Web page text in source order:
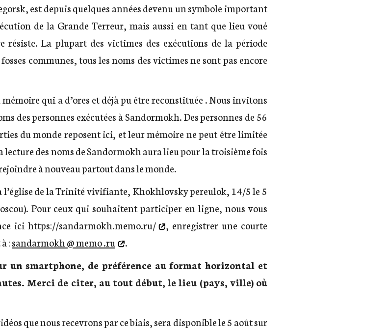
est depuis quelques années devenu un symbole important
de la Grande Terreur, mais aussi en tant que lieu voué
résiste. La plupart des victimes des exécutions de la période
communes, tous les noms des victimes ne sont pas encore
qui a d’ores et déjà pu être reconstituée . Nous invitons
des personnes exécutées à Sandormokh. Des personnes de 56
du monde reposent ici, et leur mémoire ne peut être limitée
des noms de Sandormokh aura lieu pour la troisième fois
à nouveau partout dans le monde.
l’église de la Trinité vivifiante, Khokhlovsky pereulok, 14/5 le 5
Pour ceux qui souhaitent participer en ligne, nous vous
icihttps://sandarmokh.memo.ru/
, enregistrer une courte
:sandarmokh @ memo .ru
.
un smartphone, de préférence au format horizontal et
Merci de citer, au tout début, le lieu (pays, ville) où
que nous recevrons par ce biais, sera disponible le 5 août sur